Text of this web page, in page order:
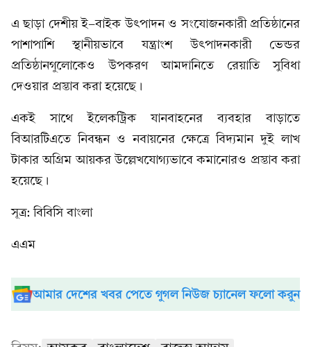
এ ছাড়া দেশীয় ই-বাইক উৎপাদন ও সংযোজনকারী প্রতিষ্ঠানের
পাশাপাশি স্থানীয়ভাবে যন্ত্রাংশ উৎপাদনকারী ভেন্ডর
প্রতিষ্ঠানগুলোকেও উপকরণ আমদানিতে রেয়াতি সুবিধা
দেওয়ার প্রস্তাব করা হয়েছে।
একই সাথে ইলেকট্রিক যানবাহনের ব্যবহার বাড়াতে
বিআরটিএতে নিবন্ধন ও নবায়নের ক্ষেত্রে বিদ্যমান দুই লাখ
টাকার অগ্রিম আয়কর উল্লেখযোগ্যভাবে কমানোরও প্রস্তাব করা
হয়েছে।
সূত্র: বিবিসি বাংলা
এএম
আমার দেশের খবর পেতে গুগল নিউজ চ্যানেল ফলো করুন